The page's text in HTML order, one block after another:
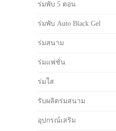
ร่มพับ 5 ตอน
ร่มพับ Auto Black Gel
ร่มสนาม
ร่มแฟชั่น
ร่มใส
รับผลิตร่มสนาม
อุปกรณ์เสริม